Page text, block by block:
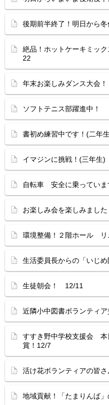
後期前半終了！明日から
絶品！ホットケーキミッ
22
年末お楽しみダンス大会
ソフトテニス部躍進中
書初め練習中です！(二
イマジンに挑戦！(三年
自転車 安全に乗ってい
お楽しみ会を楽しみまし
環境整備！２階ホール リ
生活委員長からの「いじ
生徒朝会！ 12/11
近隣小中図書ボランティ
すすき野中学校支援会 本
賞！12/7
活け花ボランティアの皆
地域貢献！「たまりんば